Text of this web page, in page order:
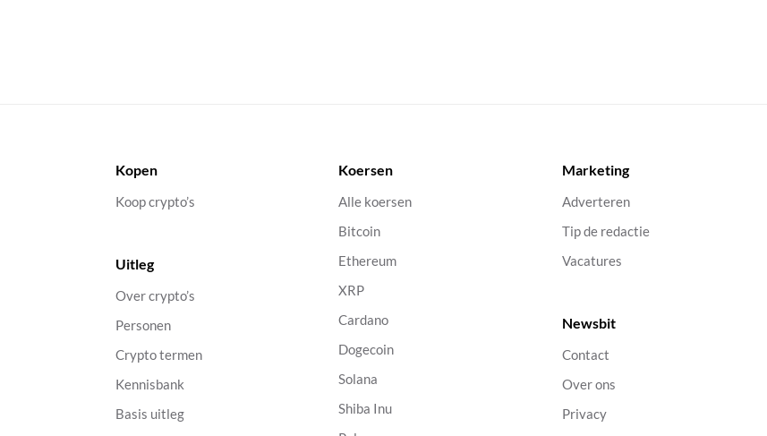
Kopen
Koop crypto’s
Uitleg
Over crypto’s
Personen
Crypto termen
Kennisbank
Basis uitleg
Koersen
Alle koersen
Bitcoin
Ethereum
XRP
Cardano
Dogecoin
Solana
Shiba Inu
Marketing
Adverteren
Tip de redactie
Vacatures
Newsbit
Contact
Over ons
Privacy